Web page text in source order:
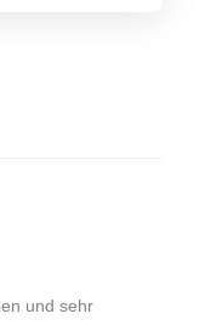
und sehr